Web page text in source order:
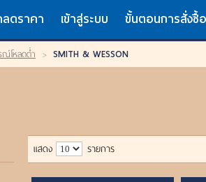
ดราคา เข้าสู่ระบบ ขั้นตอนการสั่งซื้อ
โหลดต่ำ > SMITH & WESSON
แสดง รายการ